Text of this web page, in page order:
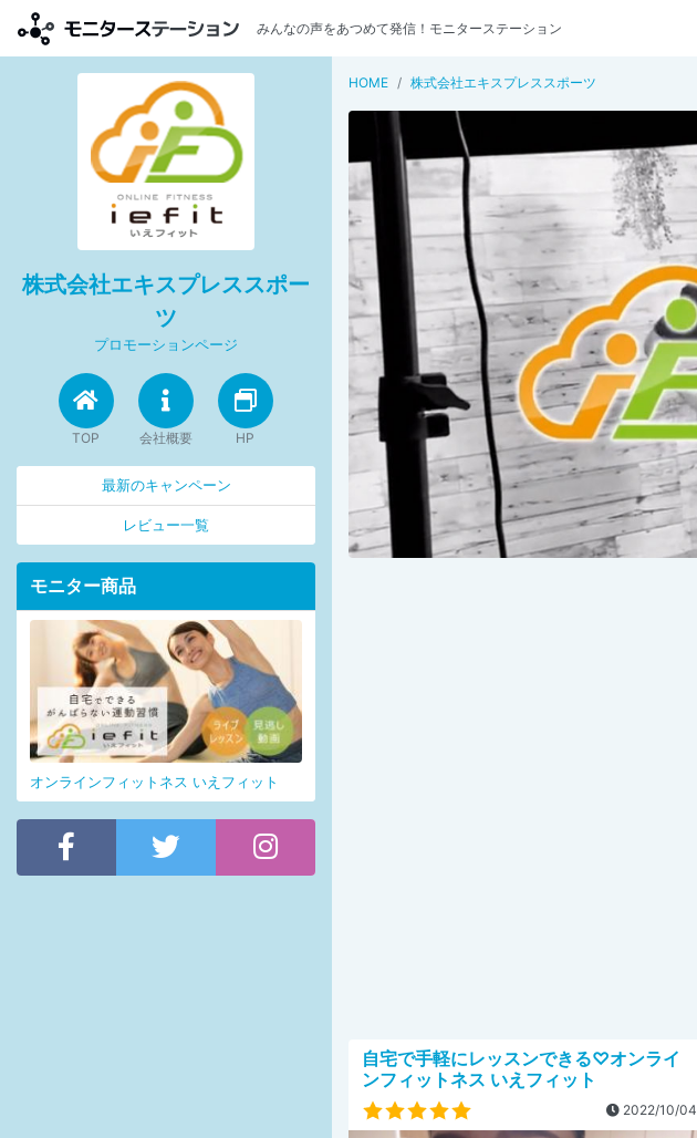
みんなの声をあつめて発信！モニターステーション
HOME 株式会社エキスプレススポーツ
自宅で手軽にレッスンできる♡オンライ
ンフィットネス いえフィット
2022/10/04
株式会社エキスプレススポー
ツ
プロモーションページ
TOP 会社概要 HP
最新のキャンペーン
レビュー一覧
モニター商品
オンラインフィットネス いえフィット